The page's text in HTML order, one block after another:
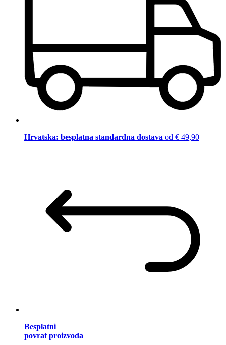
Hrvatska: besplatna standardna dostava od € 49,90
Besplatni
povrat proizvoda